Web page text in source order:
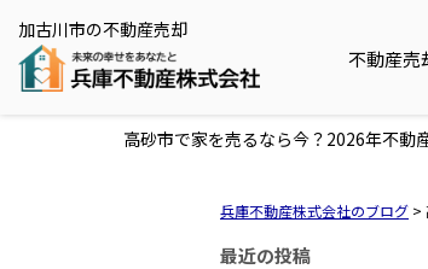
加古川市の不動産売却
不動産売
高砂市で家を売るなら今？2026年不動
兵庫不動産株式会社のブログ >
最近の投稿